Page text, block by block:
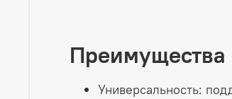
Преимущества
Универсальность: